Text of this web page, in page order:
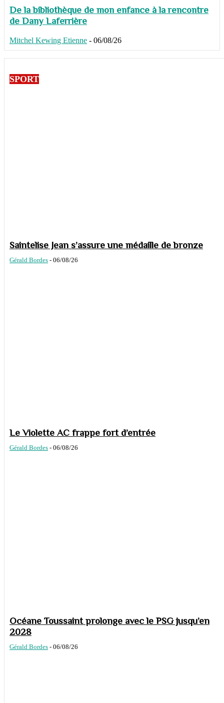
De la bibliothèque de mon enfance à la rencontre
de Dany Laferrière
Mitchel Kewing Etienne - 06/08/26
SPORT
Saintelise Jean s’assure une médaille de bronze
Gérald Bordes - 06/08/26
Le Violette AC frappe fort d’entrée
Gérald Bordes - 06/08/26
Océane Toussaint prolonge avec le PSG jusqu’en
2028
Gérald Bordes - 06/08/26